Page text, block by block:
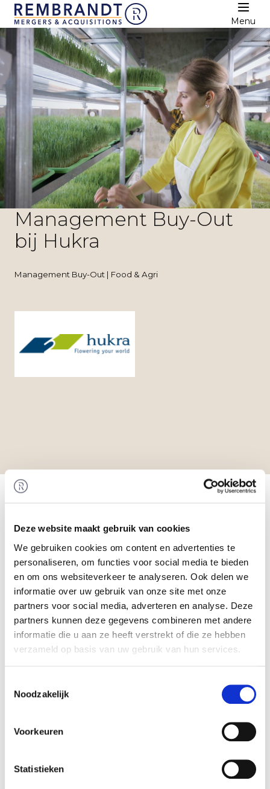
Deze website maakt gebruik van cookies
We gebruiken cookies om content en advertenties te
personaliseren, om functies voor social media te bieden
en om ons websiteverkeer te analyseren. Ook delen we
informatie over uw gebruik van onze site met onze
partners voor social media, adverteren en analyse. Deze
partners kunnen deze gegevens combineren met andere
informatie die u aan ze heeft verstrekt of die ze hebben
verzameld op basis van uw gebruik van hun services.
Noodzakelijk
Voorkeuren
Statistieken
Menu
Management Buy-Out
bij Hukra
Management Buy-Out | Food & Agri
Home
/ Management Buy-Out bij
Hukra
Het management van Hukra B.V. (Hukra) heeft de
aandelen in het bedrijf overgenomen. Het team
van Rembrandt F&O heeft het management
begeleid bij het realiseren van deze transactie.
Partijen
Hukra is een gerenommeerde exporteur van
snijbloemen. Met ongeveer 50 medewerkers
worden snijbloemen geëxporteerd naar 8
overgenomen door Interflora AB (Zweden).
Interflora is in 1923 opgericht en ondersteunt
exploiteren (zogenoemde leden/coöperatie).
Interflora's 'Fleurop' netwerk. Interflora levert